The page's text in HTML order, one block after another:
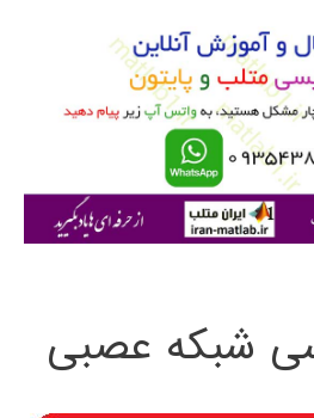
شبکه عصبی